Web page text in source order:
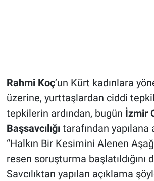
Rahmi Koç’un Kürt kadınlara
üzerine, yurttaşlardan ciddi
tepkilerin ardından, bugün İzmir
Başsavcılığıtarafından yapılana
“Halkın Bir Kesimini Alenen
resen soruşturma başlatıldığını
Savcılıktan yapılan açıklama